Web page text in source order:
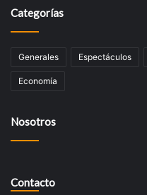
Categorías
Generales Espectáculos
Economía
Nosotros
Contacto